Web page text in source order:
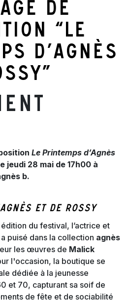
de
“Le
d’Agnès
Le Printemps d’Agnès
jeudi 28 mai de 17h00 à
b.
et de Rossy
du festival, l’actrice et
a puisé dans la collection agnès
les œuvres de Malick
l'occasion, la boutique se
dédiée à la jeunesse
et 70, capturant sa soif de
de fête et de sociabilité